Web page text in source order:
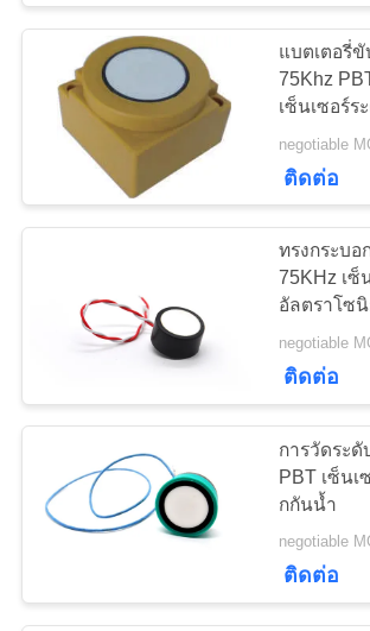
Transducer
Cavitation ล้ำเ
เซ็นเซอร์วัดระย
อัลตราโซนิก
แบตเตอรี่
75Khz
เซ็นเซอร์ร
negotiable
ติดต่อ
ทรงกระบอ
75KHz เซ็
อัลตราโซ
negotiable
ติดต่อ
การวัดระดั
PBT เซ็น
กกันน้ำ
negotiable
ติดต่อ